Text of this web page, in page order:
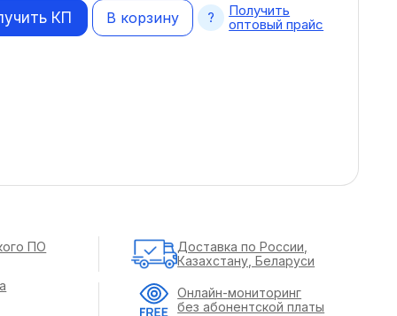
В корзину
КП
Получить
оптовый прайс
ПО
Доставка по России,
Казахстану, Беларуси
Онлайн-мониторинг
без абонентской платы